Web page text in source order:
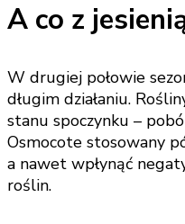
A co z
W drugiej połowie
długim działaniu.
stanu spoczynku –
Osmocote stosowany
a nawet wpłynąć
roślin.